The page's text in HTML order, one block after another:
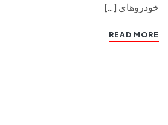
خودروهای […]
READ MORE